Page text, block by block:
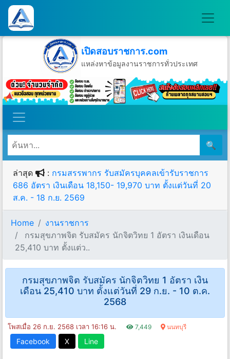
เปิดสอบราชการ.com
แหล่งหาข้อมูลงานราชการทั่วประเทศ
วันอาทิตย์ที่ 9 เดือนสิงหาคม พ.ศ.2569
🔍
ล่าสุด : กรมสรรพากร รับสมัครบุคคลเข้ารับราชการ
686 อัตรา เงินเดือน 18,150- 19,970 บาท ตั้งแต่วันที่ 20
ส.ค. - 18 ก.ย. 2569
Home
งานราชการ
กรมสุขภาพจิต รับสมัคร นักจิตวิทย 1 อัตรา เงินเดือน
25,410 บาท ตั้งแต่ว..
กรมสุขภาพจิต รับสมัคร นักจิตวิทย 1 อัตรา เงิน
เดือน 25,410 บาท ตั้งแต่วันที่ 29 ก.ย. - 10 ต.ค.
2568
โพสเมื่อ 26 ก.ย. 2568 เวลา 16:16 น. 7,449 นนทบุรี
Facebook X Line